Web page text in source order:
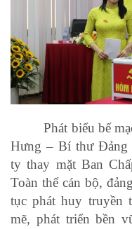
Phát biểu bế
Hưng – Bí thư Đảng
ty thay mặt Ban
Toàn thể cán bộ,
tục phát huy truyền
mẽ, phát triển bền